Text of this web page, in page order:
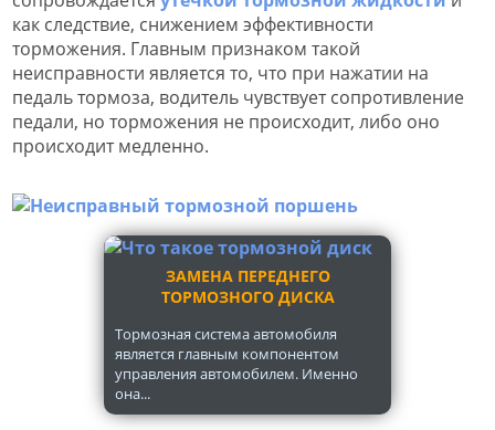
как следствие, снижением эффективности
торможения. Главным признаком такой
неисправности является то, что при нажатии на
педаль тормоза, водитель чувствует сопротивление
педали, но торможения не происходит, либо оно
происходит медленно.
ЗАМЕНА ПЕРЕДНЕГО
ТОРМОЗНОГО ДИСКА
Тормозная система автомобиля
является главным компонентом
управления автомобилем. Именно
она...